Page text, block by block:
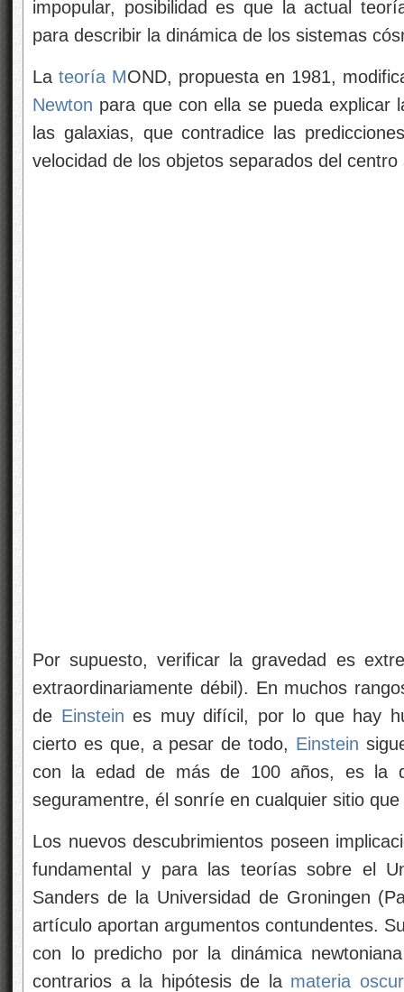
impopular, posibilidad es que la actual
para describir la dinámica de los sistemas
La teoría MOND, propuesta en 1981,
Newton para que con ella se pueda explicar
las galaxias, que contradice las
velocidad de los objetos separados del centro
Por supuesto, verificar la gravedad es
extraordinariamente débil). En muchos
de Einstein es muy difícil, por lo que hay
cierto es que, a pesar de todo, Einstein
con la edad de más de 100 años, es la
seguramentre, él sonríe en cualquier sitio
Los nuevos descubrimientos poseen
fundamental y para las teorías sobre el
Sanders de la Universidad de Groningen
artículo aportan argumentos contundentes.
con lo predicho por la dinámica
contrarios a la hipótesis de la materia